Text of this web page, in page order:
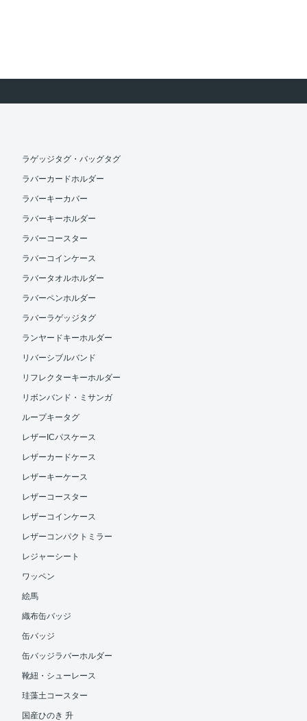
ラゲッジタグ・バッグタグ
ラバーカードホルダー
ラバーキーカバー
ラバーキーホルダー
ラバーコースター
ラバーコインケース
ラバータオルホルダー
ラバーペンホルダー
ラバーラゲッジタグ
ランヤードキーホルダー
リバーシブルバンド
リフレクターキーホルダー
リボンバンド・ミサンガ
ループキータグ
レザーICパスケース
レザーカードケース
レザーキーケース
レザーコースター
レザーコインケース
レザーコンパクトミラー
レジャーシート
ワッペン
絵馬
織布缶バッジ
缶バッジ
缶バッジラバーホルダー
靴紐・シューレース
珪藻土コースター
国産ひのき 升